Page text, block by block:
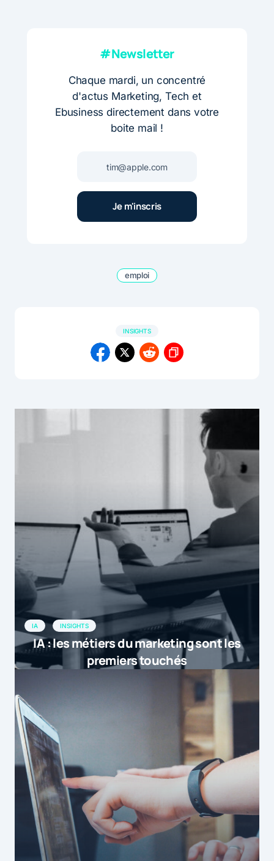
#Newsletter
Chaque mardi, un concentré
d'actus Marketing, Tech et
Ebusiness directement dans votre
boite mail !
emploi
INSIGHTS
IA INSIGHTS
IA : les métiers du marketing sont les
premiers touchés